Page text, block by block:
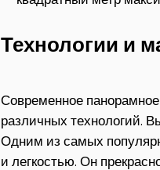
Технологии и
Современное панорамное
различных технологий.
Одним из самых
и легкостью. Он